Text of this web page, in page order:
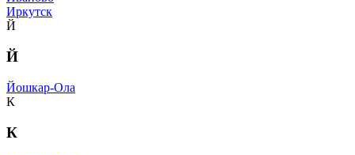
Иркутск
Й
Й
Йошкар-Ола
К
К